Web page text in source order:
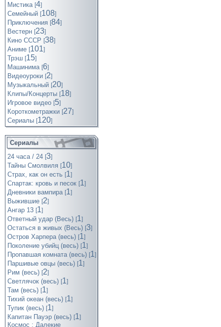
Мистика [4]
Семейный [108]
Приключения [84]
Вестерн [23]
Кино СССР [38]
Аниме [101]
Трэш [15]
Машинима [6]
Видеоуроки [2]
Музыкальный [20]
Клипы/Концерты [18]
Игровое видео [5]
Короткометражки [27]
Cериалы [120]
Сериалы
24 часа / 24 [3]
Тайны Смолвиля [10]
Страх, как он есть [1]
Спартак: кровь и песок [1]
Дневники вампира [1]
Выжившие [2]
Ангар 13 [1]
Ответный удар (Весь) [1]
Остаться в живых (Весь) [3]
Остров Харпера (весь) [1]
Поколение убийц (весь) [1]
Пропавшая комната (весь) [1]
Паршивые овцы (весь) [1]
Рим (весь) [2]
Светлячок (весь) [1]
Там (весь) [1]
Тихий океан (весь) [1]
Тупик (весь) [1]
Капитан Пауэр (весь) [1]
Космос : Далекие